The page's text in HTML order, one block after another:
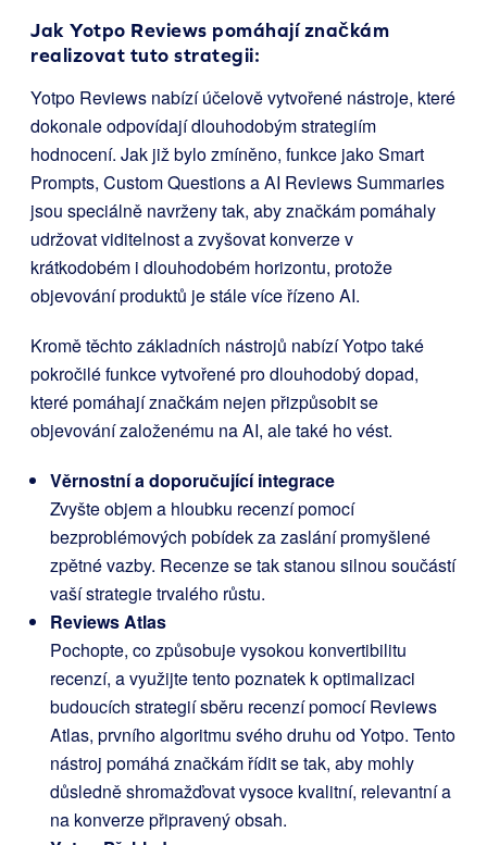
Jak Yotpo Reviews pomáhají značkám
realizovat tuto strategii:
Yotpo Reviews nabízí účelově vytvořené nástroje, které
dokonale odpovídají dlouhodobým strategiím
hodnocení. Jak již bylo zmíněno, funkce jako Smart
Prompts, Custom Questions a AI Reviews Summaries
jsou speciálně navrženy tak, aby značkám pomáhaly
udržovat viditelnost a zvyšovat konverze v
krátkodobém i dlouhodobém horizontu, protože
objevování produktů je stále více řízeno AI.
Kromě těchto základních nástrojů nabízí Yotpo také
pokročilé funkce vytvořené pro dlouhodobý dopad,
které pomáhají značkám nejen přizpůsobit se
objevování založenému na AI, ale také ho vést.
Věrnostní a doporučující integrace
Zvyšte objem a hloubku recenzí pomocí
bezproblémových pobídek za zaslání promyšlené
zpětné vazby. Recenze se tak stanou silnou součástí
vaší strategie trvalého růstu.
Reviews Atlas
Pochopte, co způsobuje vysokou konvertibilitu
recenzí, a využijte tento poznatek k optimalizaci
budoucích strategií sběru recenzí pomocí Reviews
Atlas, prvního algoritmu svého druhu od Yotpo. Tento
nástroj pomáhá značkám řídit se tak, aby mohly
důsledně shromažďovat vysoce kvalitní, relevantní a
na konverze připravený obsah.